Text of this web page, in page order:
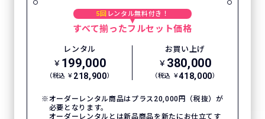
5回 レンタル無料付き！
すべて揃ったフルセット価格
レンタル
￥ 199,000
（税込 ￥ 218,900）
お買い上げ
￥ 380,000
（税込 ￥418,000）
オーダーレンタル商品はプラス20,000円（税抜）が
必要となります。
オーダーレンタルとは新品商品を新たにお仕立てす